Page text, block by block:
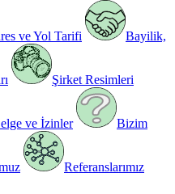
ve Yol Tarifi Bayilik,
Şirket Resimleri
ve İzinler Bizim
Referanslarımız